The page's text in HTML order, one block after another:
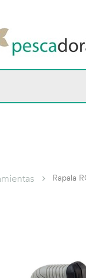
Rapala